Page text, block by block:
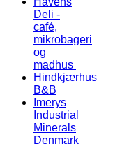
Deli -
café,
mikrobageri
og
madhus
Hindkjærhus
B&B
Imerys
Industrial
Minerals
Denmark